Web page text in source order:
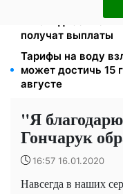
2000 грн в
инвалидностью I-
получат выплаты
Тарифы на воду
может достичь 15
августе
"Я
Гончарук
16:57 16.01.2020
Навсегда в наших